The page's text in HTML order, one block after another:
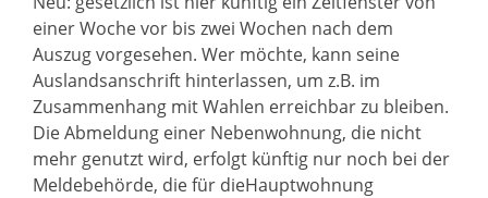
einer Woche vor bis zwei Wochen nach dem
Auszug vorgesehen. Wer möchte, kann seine
Auslandsanschrift hinterlassen, um z.B. im
Zusammenhang mit Wahlen erreichbar zu bleiben.
Die Abmeldung einer Nebenwohnung, die nicht
mehr genutzt wird, erfolgt künftig nur noch bei der
Meldebehörde, die für dieHauptwohnung